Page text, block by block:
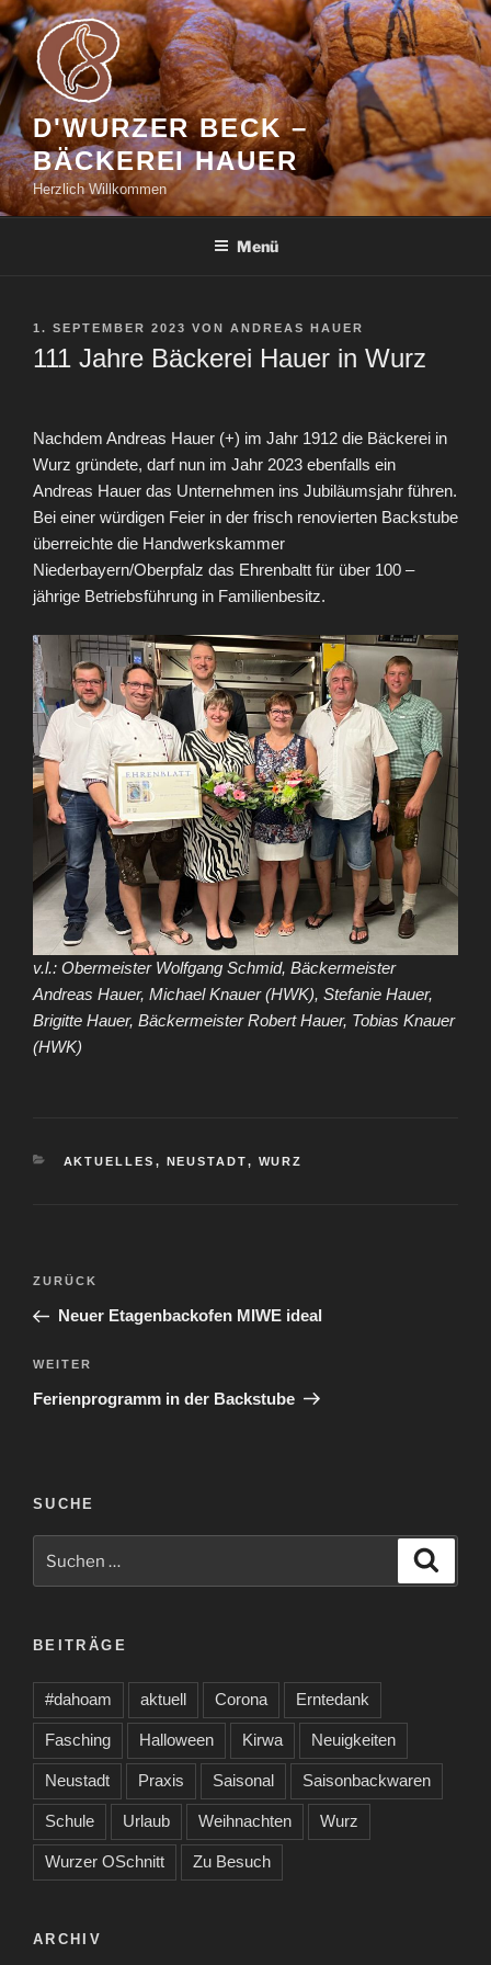
Zum
Inhalt
springen
D'WURZER BECK –
BÄCKEREI HAUER
Herzlich Willkommen
Menü
VERÖFFENTLICHT
AM
1. SEPTEMBER 2023 VON ANDREAS HAUER
111 Jahre Bäckerei Hauer in Wurz
Nachdem Andreas Hauer (+) im Jahr 1912 die Bäckerei in
Wurz gründete, darf nun im Jahr 2023 ebenfalls ein
Andreas Hauer das Unternehmen ins Jubiläumsjahr führen.
Bei einer würdigen Feier in der frisch renovierten Backstube
überreichte die Handwerkskammer
Niederbayern/Oberpfalz das Ehrenbaltt für über 100 –
jährige Betriebsführung in Familienbesitz.
v.l.: Obermeister Wolfgang Schmid, Bäckermeister
Andreas Hauer, Michael Knauer (HWK), Stefanie Hauer,
Brigitte Hauer, Bäckermeister Robert Hauer, Tobias Knauer
(HWK)
KATEGORIEN
AKTUELLES , NEUSTADT, WURZ
Beitragsnavigation
Vorheriger
Beitrag
ZURÜCK
Neuer Etagenbackofen MIWE ideal
Nächster
Beitrag
WEITER
Ferienprogramm in der Backstube
SUCHE
nach:
BEITRÄGE
#dahoam aktuell Corona Erntedank
Fasching Halloween Kirwa Neuigkeiten
Neustadt Praxis Saisonal Saisonbackwaren
Schule Urlaub Weihnachten Wurz
Wurzer OSchnitt Zu Besuch
ARCHIV